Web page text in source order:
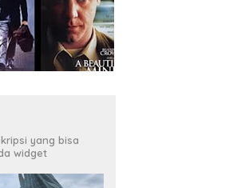
yang bisa
widget